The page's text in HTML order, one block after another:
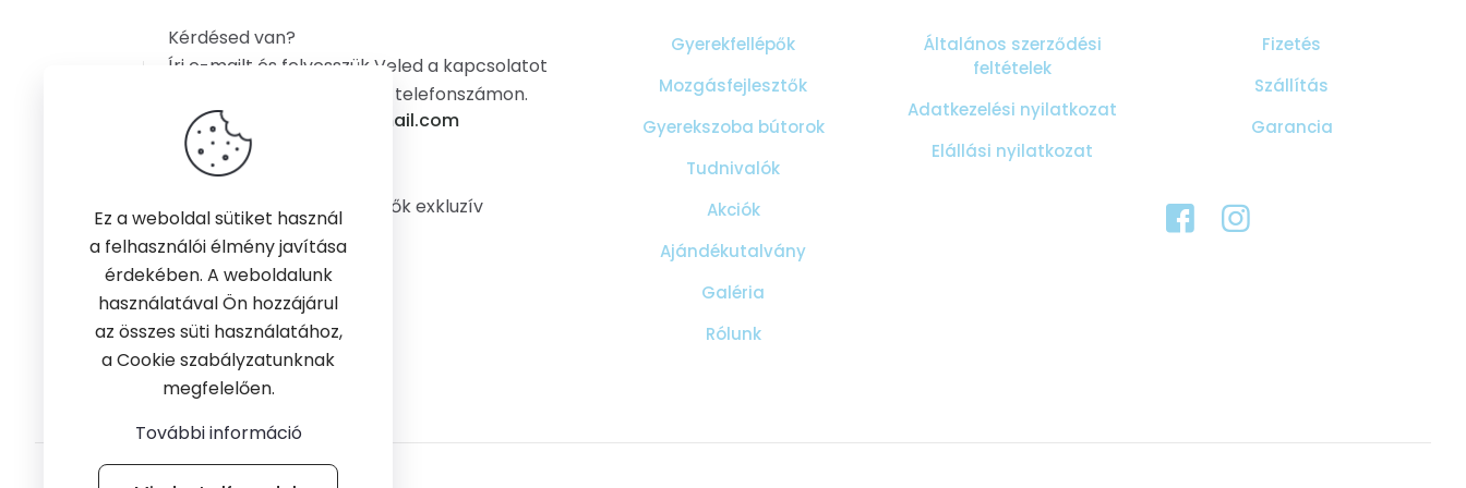
email: gyerekfellepo@gmail.com
Kérdésed van?
Írj e-mailt és felvesszük Veled a kapcsolatot
vagy hívj a +36304882796 telefonszámon.
A gyerekfellepo.hu a MecanWood fellépők exkluzív
disztribútora Magyarországon
Gyerekfellépők
Mozgásfejlesztők
Gyerekszoba bútorok
Tudnivalók
Akciók
Ajándékutalvány
Galéria
Rólunk
Általános szerződési
feltételek
Adatkezelési nyilatkozat
Elállási nyilatkozat
Fizetés
Szállítás
Garancia
Ez a weboldal sütiket használ
a felhasználói élmény javítása
érdekében. A weboldalunk
használatával Ön hozzájárul
az összes süti használatához,
a Cookie szabályzatunknak
megfelelően.
További információ